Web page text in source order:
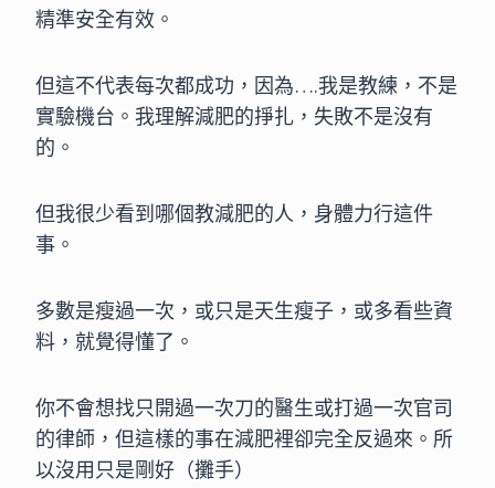
精準安全有效。
但這不代表每次都成功，因為….我是教練，不是
實驗機台。我理解減肥的掙扎，失敗不是沒有
的。
但我很少看到哪個教減肥的人，身體力行這件
事。
多數是瘦過一次，或只是天生瘦子，或多看些資
料，就覺得懂了。
你不會想找只開過一次刀的醫生或打過一次官司
的律師，但這樣的事在減肥裡卻完全反過來。所
以沒用只是剛好（攤手）